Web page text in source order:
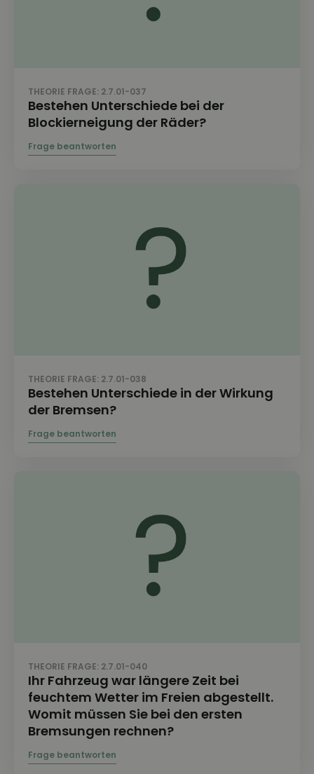
THEORIE FRAGE: 2.7.01-037
Bestehen Unterschiede bei der
Blockierneigung der Räder?
THEORIE FRAGE: 2.7.01-038
Bestehen Unterschiede in der Wirkung
der Bremsen?
THEORIE FRAGE: 2.7.01-040
Ihr Fahrzeug war längere Zeit bei
feuchtem Wetter im Freien abgestellt.
Womit müssen Sie bei den ersten
Bremsungen rechnen?